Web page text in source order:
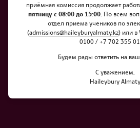
приёмная комиссия продолжает
пятницу с 08:00 до 15:00. По всем
отдел приема учеников по
(admissions@haileyburyalmaty. kz) или в
0100 / +7 702 355
Будем рады ответить на
С уважением,
Haileybury Almaty